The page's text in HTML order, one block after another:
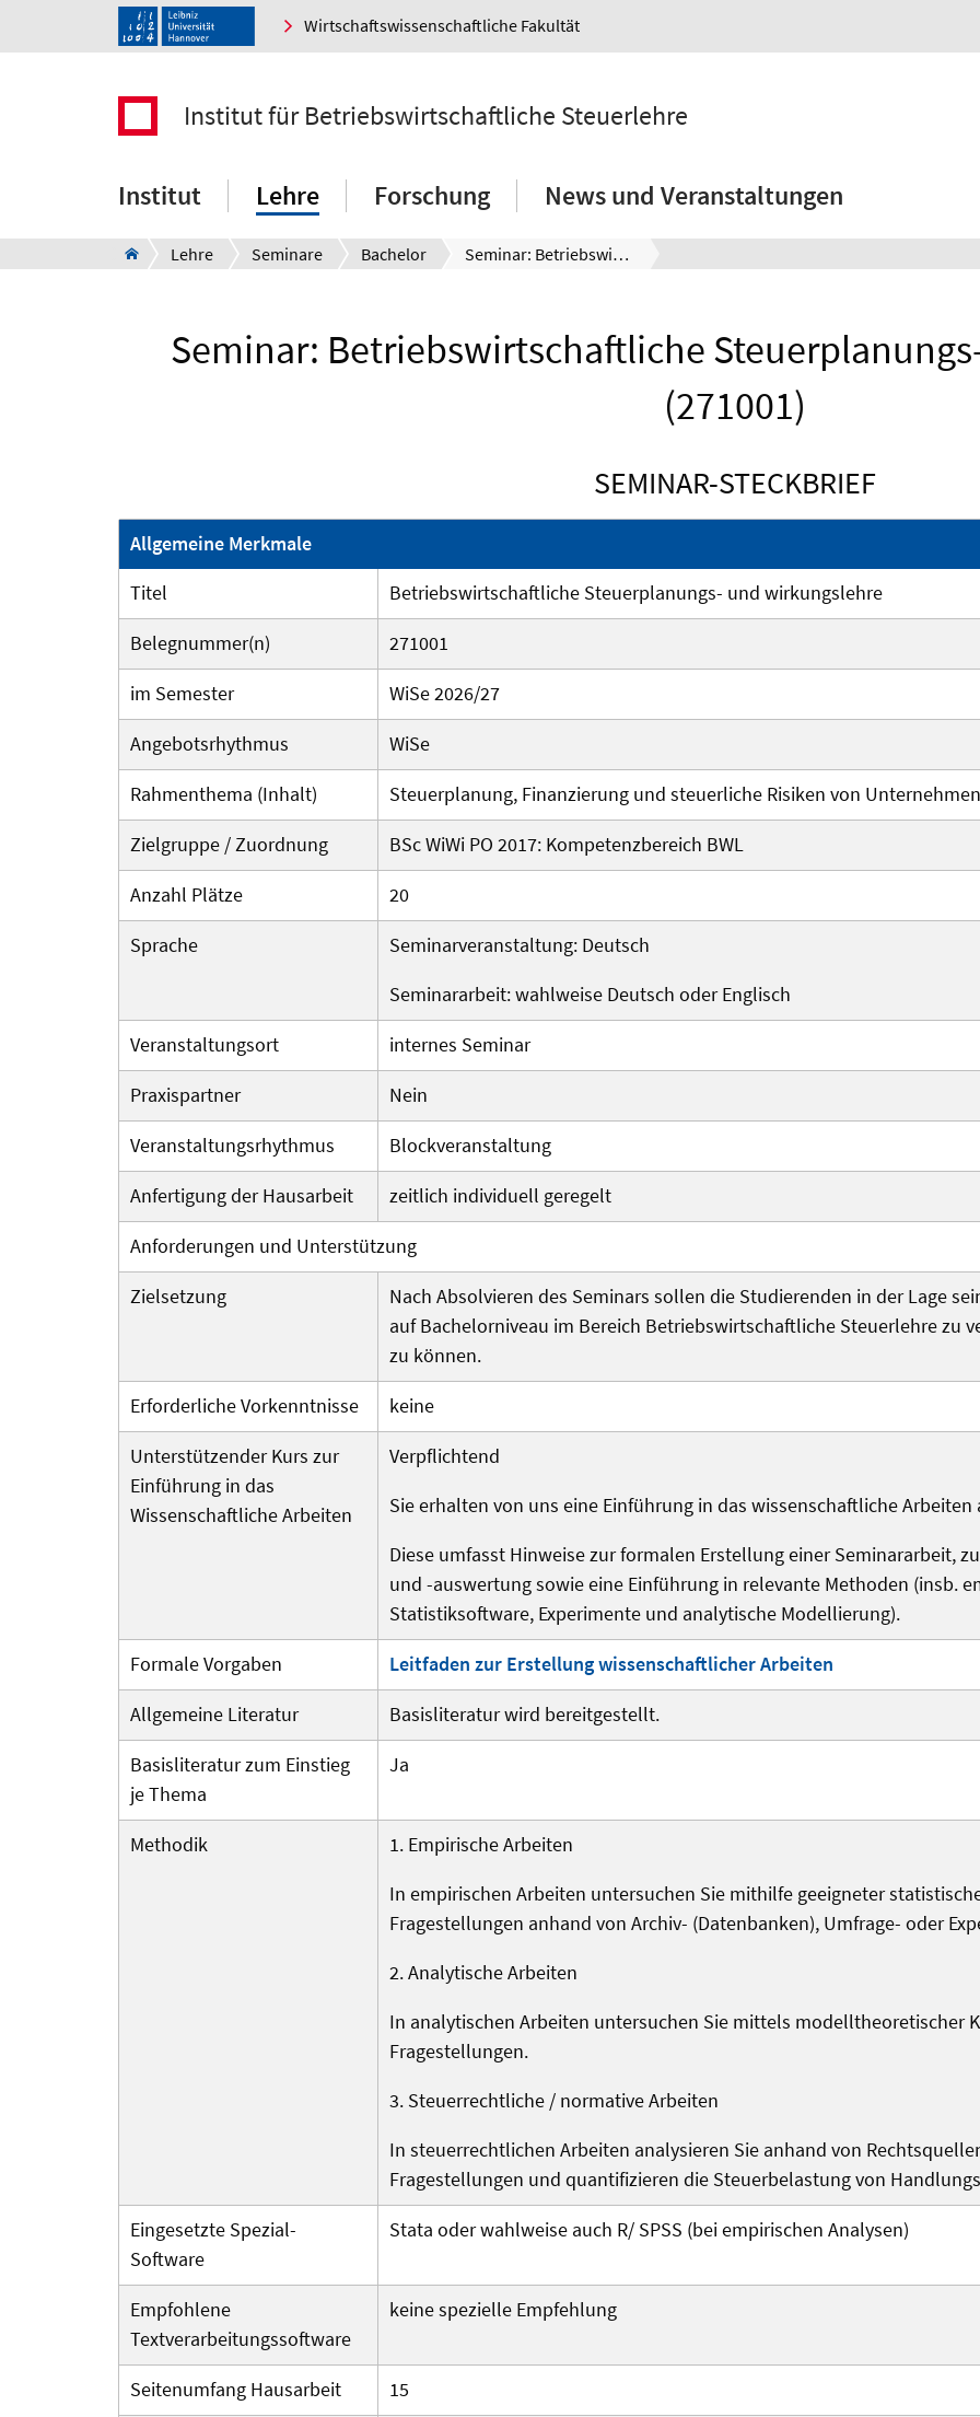
Wirtschaftswissenschaftliche Fakultät
Institut für Betriebswirtschaftliche Steuerlehre
Institut Lehre Forschung News und Veranstaltungen
Lehre Seminare Bachelor Seminar: Betriebswirtschaftliche Steuerplanungs- und wirkungslehre (271001)
Seminar: Betriebswirtschaftliche
(271001)
SEMINAR-STECKBRIEF
Allgemeine Merkmale
Titel
Betriebswirtschaftliche Steuerplanungs- und wirkungslehre
Belegnummer(n)
271001
im Semester
WiSe 2026/27
Angebotsrhythmus
WiSe
Rahmenthema (Inhalt)
Steuerplanung, Finanzierung und steuerliche Risiken von Unternehmen
Zielgruppe / Zuordnung
BSc WiWi PO 2017: Kompetenzbereich BWL
Anzahl Plätze
20
Sprache
Seminarveranstaltung: Deutsch
Seminararbeit: wahlweise Deutsch oder Englisch
Veranstaltungsort
internes Seminar
Praxispartner
Nein
Veranstaltungs­rhythmus
Blockveranstaltung
Anfertigung der Hausarbeit
zeitlich individuell geregelt
Anforderungen und Unterstützung
Zielsetzung
Nach Absolvieren des Seminars sollen die Studierenden in der Lage
auf Bachelorniveau im Bereich Betriebswirtschaftliche Steuerlehre zu
zu können.
Erforderliche Vorkenntnisse
keine
Unterstützender Kurs zur
Einführung in das
Wissenschaftliche Arbeiten
Verpflichtend
Sie erhalten von uns eine Einführung in das wissenschaftliche
Diese umfasst Hinweise zur formalen Erstellung einer Seminararbeit,
und -auswertung sowie eine Einführung in relevante Methoden (insb.
Statistiksoftware, Experimente und analytische Modellierung).
Formale Vorgaben
Leitfaden zur Erstellung wissenschaftlicher Arbeiten
Allgemeine Literatur
Basisliteratur wird bereitgestellt.
Basisliteratur zum Einstieg
je Thema
Ja
Methodik
1. Empirische Arbeiten
In empirischen Arbeiten untersuchen Sie mithilfe geeigneter
Fragestellungen anhand von Archiv- (Datenbanken), Umfrage- oder
2. Analytische Arbeiten
In analytischen Arbeiten untersuchen Sie mittels modelltheoretischer
Fragestellungen.
3. Steuerrechtliche / normative Arbeiten
In steuerrechtlichen Arbeiten analysieren Sie anhand von
Fragestellungen und quantifizieren die Steuerbelastung von
Eingesetzte Spezial-
Software
Stata oder wahlweise auch R/ SPSS (bei empirischen Analysen)
Empfohlene
Textverarbeitungs­software
keine spezielle Empfehlung
Seitenumfang Hausarbeit
15